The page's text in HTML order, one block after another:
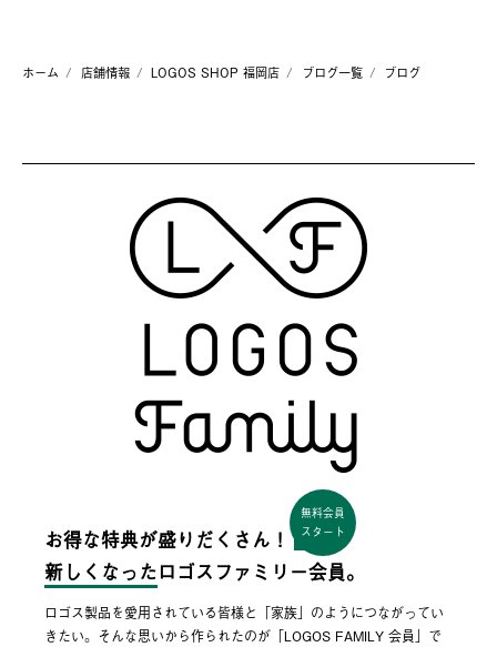
ホーム 店舗情報 LOGOS SHOP 福岡店 ブログ一覧 ブログ
お得な特典が盛りだくさん！
無料会員
スタート
新しくなった ロゴスファミリー会員。
ロゴス製品を愛用されている皆様と「家族」のようにつながってい
きたい。そんな思いから作られたのが「LOGOS FAMILY 会員」で